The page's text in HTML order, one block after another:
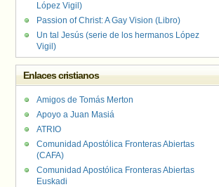
López Vigil)
Passion of Christ: A Gay Vision (Libro)
Un tal Jesús (serie de los hermanos López
Vigil)
Enlaces cristianos
Amigos de Tomás Merton
Apoyo a Juan Masiá
ATRIO
Comunidad Apostólica Fronteras Abiertas
(CAFA)
Comunidad Apostólica Fronteras Abiertas
Euskadi